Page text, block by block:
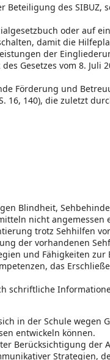
des SIBUZ,
oder auf
damit die
der
Gesetzes vom 8. Juli
Förderung und
140), die zuletzt
Blindheit,
nicht angemessen
trotz Sehhilfen
der vorhandenen
und Fähigkeiten
das
schriftliche
in der Schule wegen
entwickeln können.
Berücksichtigung der
Strategien,